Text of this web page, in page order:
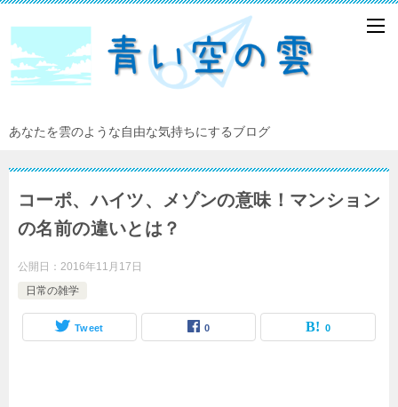
あなたを雲のような自由な気持ちにするブログ
コーポ、ハイツ、メゾンの意味！マンション
の名前の違いとは？
公開日： 2016年11月17日
日常の雑学
Tweet 0 0